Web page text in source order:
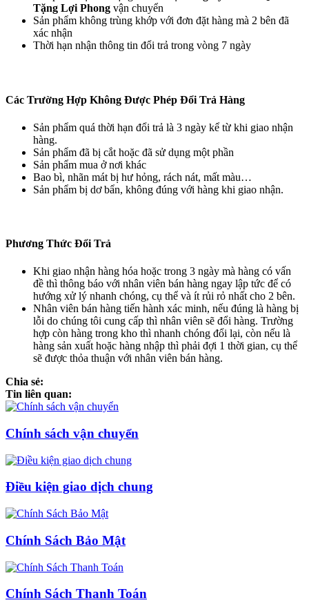
Tặng Lợi Phong vận chuyển
Sản phẩm không trùng khớp với đơn đặt hàng mà 2 bên đã
xác nhận
Thời hạn nhận thông tin đổi trả trong vòng 7 ngày
Các Trường Hợp Không Được Phép Đổi Trả Hàng
Sản phẩm quá thời hạn đổi trả là 3 ngày kể từ khi giao nhận
hàng.
Sản phẩm đã bị cắt hoặc đã sử dụng một phần
Sản phẩm mua ở nơi khác
Bao bì, nhãn mát bị hư hỏng, rách nát, mất màu…
Sản phẩm bị dơ bẩn, không đúng với hàng khi giao nhận.
Phương Thức Đổi Trả
Khi giao nhận hàng hóa hoặc trong 3 ngày mà hàng có vấn
đề thì thông báo với nhân viên bán hàng ngay lập tức để có
hướng xử lý nhanh chóng, cụ thể và ít rủi rỏ nhất cho 2 bên.
Nhân viên bán hàng tiến hành xác minh, nếu đúng là hàng bị
lỗi do chúng tôi cung cấp thì nhân viên sẽ đổi hàng. Trường
hợp còn hàng trong kho thì nhanh chóng đổi lại, còn nếu là
hàng sản xuất hoặc hàng nhập thì phải đợi 1 thời gian, cụ thể
sẽ được thỏa thuận với nhân viên bán hàng.
Chia sẻ:
Tin liên quan:
Chính sách vận chuyển
Điều kiện giao dịch chung
Chính Sách Bảo Mật
Chính Sách Thanh Toán